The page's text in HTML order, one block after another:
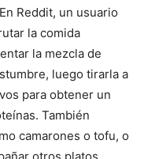
Reddit, un usuario
la comida
la mezcla de
luego tirarla a
para obtener un
También
camarones o tofu, o